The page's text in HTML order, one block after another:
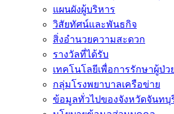
แผนผังผู้บริหาร
วิสัยทัศน์และพันธกิจ
สิ่งอำนวยความสะดวก
รางวัลที่ได้รับ
เทคโนโลยีเพื่อการรักษาผู้ป่ว
กลุ่มโรงพยาบาลเครือข่าย
ข้อมูลทั่วไปของจังหวัดจันทบุ